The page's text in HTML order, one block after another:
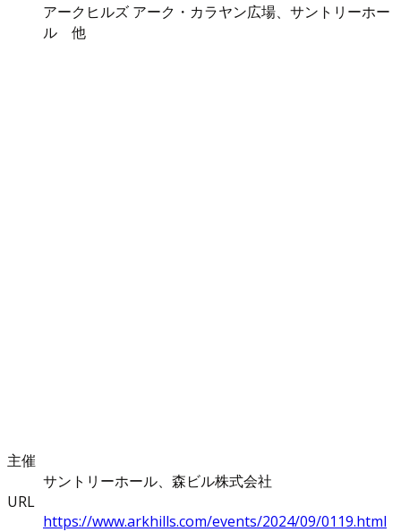
アークヒルズ アーク・カラヤン広場、サントリーホー
ル 他
主催
サントリーホール、森ビル株式会社
URL
https://www.arkhills.com/events/2024/09/0119.html